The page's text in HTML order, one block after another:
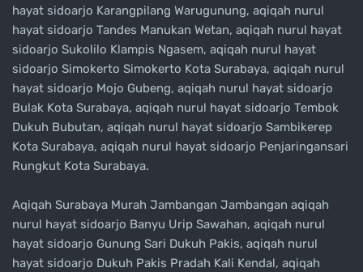
hayat sidoarjo Karangpilang Warugunung, aqiqah nurul
hayat sidoarjo Tandes Manukan Wetan, aqiqah nurul hayat
sidoarjo Sukolilo Klampis Ngasem, aqiqah nurul hayat
sidoarjo Simokerto Simokerto Kota Surabaya, aqiqah nurul
hayat sidoarjo Mojo Gubeng, aqiqah nurul hayat sidoarjo
Bulak Kota Surabaya, aqiqah nurul hayat sidoarjo Tembok
Dukuh Bubutan, aqiqah nurul hayat sidoarjo Sambikerep
Kota Surabaya, aqiqah nurul hayat sidoarjo Penjaringansari
Rungkut Kota Surabaya.
Aqiqah Surabaya Murah Jambangan Jambangan aqiqah
nurul hayat sidoarjo Banyu Urip Sawahan, aqiqah nurul
hayat sidoarjo Gunung Sari Dukuh Pakis, aqiqah nurul
hayat sidoarjo Dukuh Pakis Pradah Kali Kendal, aqiqah